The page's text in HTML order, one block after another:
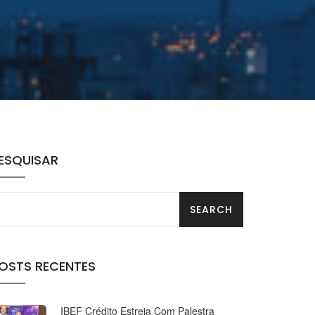
RECENTES
IBEF Crédito Estreia Com Palestra